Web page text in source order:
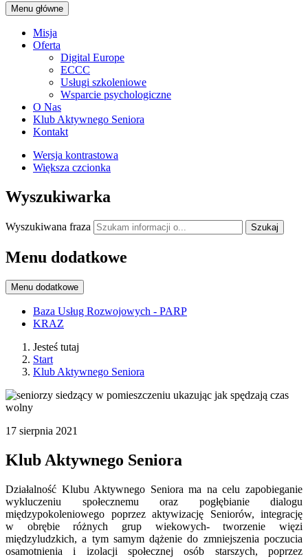
Menu główne
Misja
Oferta
Digital Europe
ECCC
Usługi szkoleniowe
Wsparcie psychologiczne
O Nas
Klub Aktywnego Seniora
Kontakt
Wersja kontrastowa
Większa czcionka
Wyszukiwarka
Wyszukiwana fraza Szukaj
Menu dodatkowe
Menu dodatkowe
Baza Usług Rozwojowych - PARP
KRAZ
Jesteś tutaj
Start
Klub Aktywnego Seniora
17 sierpnia 2021
Klub Aktywnego Seniora
Działalność Klubu Aktywnego Seniora ma na celu zapobieganie
wykluczeniu społecznemu oraz pogłębianie dialogu
międzypokoleniowego poprzez aktywizację Seniorów, integrację
w obrębie różnych grup wiekowych- tworzenie więzi
międzyludzkich, a tym samym dążenie do zmniejszenia poczucia
osamotnienia i izolacji społecznej osób starszych, poprzez